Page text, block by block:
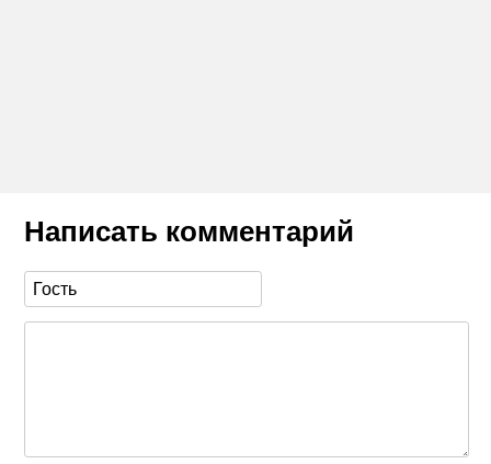
Написать комментарий